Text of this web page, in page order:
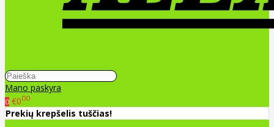
Mano paskyra
0 €000
Prekių krepšelis tuščias!